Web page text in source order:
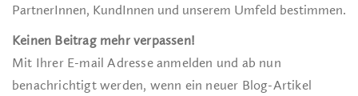
PartnerInnen, KundInnen und unserem Umfeld bestimmen.
Keinen Beitrag mehr verpassen!
Mit Ihrer E-mail Adresse anmelden und ab nun
benachrichtigt werden, wenn ein neuer Blog-Artikel